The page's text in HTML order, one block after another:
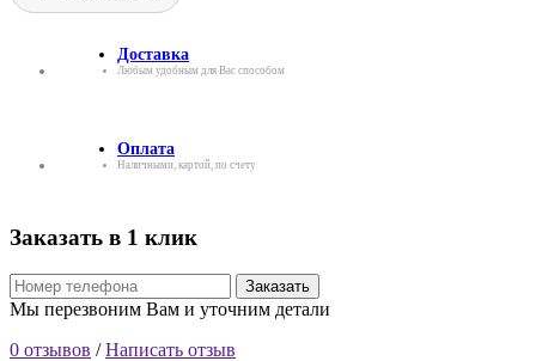
Доставка
Любым удобным для Вас способом
Оплата
Наличными, картой, по счету
Заказать в 1 клик
Заказать
Мы перезвоним Вам и уточним детали
0 отзывов /Написать отзыв